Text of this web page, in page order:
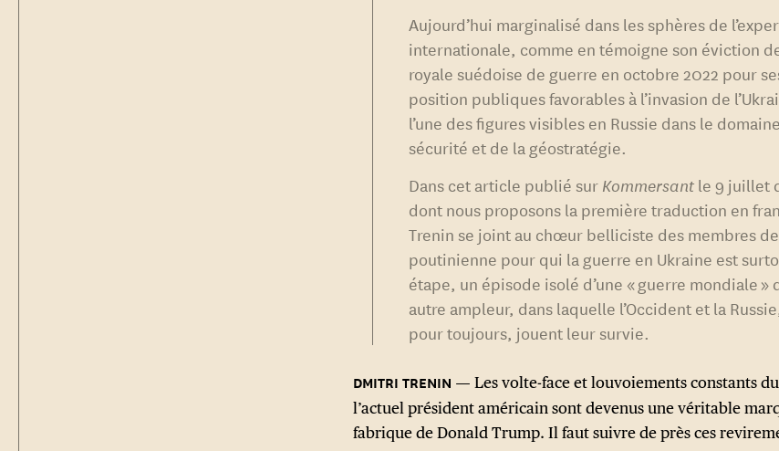
Aujourd’hui marginalisé dans les sphères de
internationale, comme en témoigne son éviction
royale suédoise de guerre en octobre 2022 pour
position publiques favorables à l’invasion de
l’une des figures visibles en Russie dans le
sécurité et de la géostratégie.
Dans cet article publié surKommersantle 9 juillet
dont nous proposons la première traduction en
Trenin se joint au chœur belliciste des membres de
poutinienne pour qui la guerre en Ukraine est
étape, un épisode isolé d’une « guerre mondiale »
autre ampleur, dans laquelle l’Occident et la
pour toujours, jouent leur survie.
Les volte-face et louvoiements constants
l’actuel président américain sont devenus une véritable
fabrique de Donald Trump. Il faut suivre de près ces